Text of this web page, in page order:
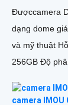
Đượccamera
dạng dome
và mỹ thuật
256GB Độ